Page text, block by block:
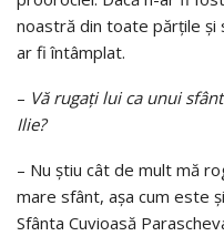
noastră din toate părţile şi
ar fi întâmplat.
– Vă rugaţi lui ca unui
Ilie?
– Nu ştiu cât de mult mă
mare sfânt, aşa cum este
Sfânta Cuvioasă